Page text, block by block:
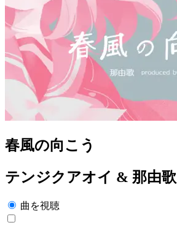
春風の向こう
テンジクアオイ & 那由歌
曲を視聴